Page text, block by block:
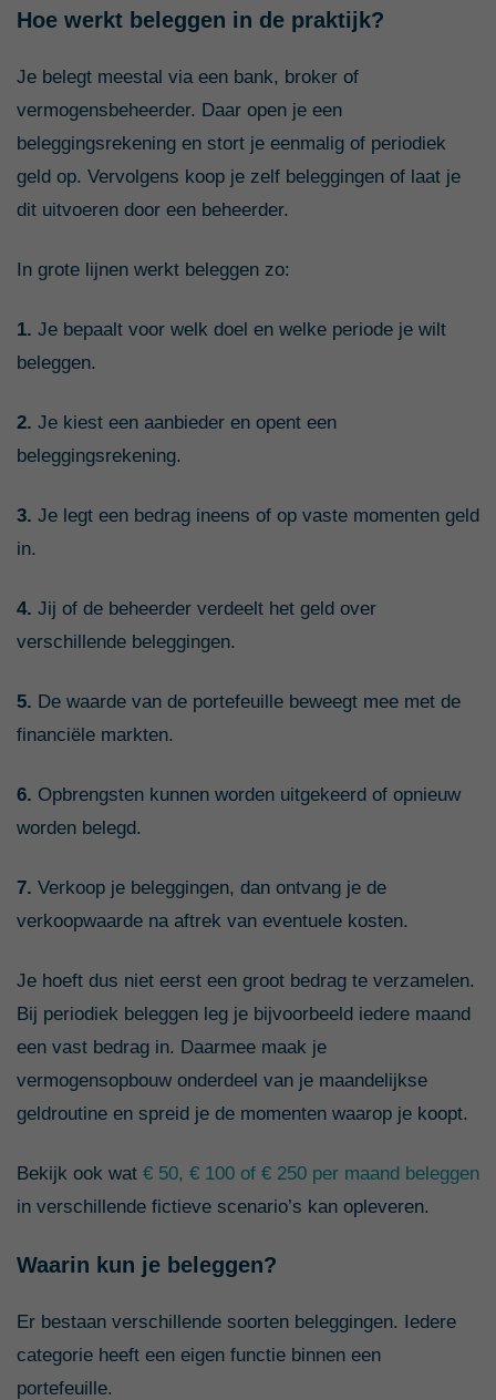
Hoe werkt beleggen in de praktijk?
Je belegt meestal via een bank, broker of
vermogensbeheerder. Daar open je een
beleggingsrekening en stort je eenmalig of periodiek
geld op. Vervolgens koop je zelf beleggingen of laat je
dit uitvoeren door een beheerder.
In grote lijnen werkt beleggen zo:
1. Je bepaalt voor welk doel en welke periode je wilt
beleggen.
2. Je kiest een aanbieder en opent een
beleggingsrekening.
3. Je legt een bedrag ineens of op vaste momenten geld
in.
4. Jij of de beheerder verdeelt het geld over
verschillende beleggingen.
5. De waarde van de portefeuille beweegt mee met de
financiële markten.
6. Opbrengsten kunnen worden uitgekeerd of opnieuw
worden belegd.
7. Verkoop je beleggingen, dan ontvang je de
verkoopwaarde na aftrek van eventuele kosten.
Je hoeft dus niet eerst een groot bedrag te verzamelen.
Bij periodiek beleggen leg je bijvoorbeeld iedere maand
een vast bedrag in. Daarmee maak je
vermogensopbouw onderdeel van je maandelijkse
geldroutine en spreid je de momenten waarop je koopt.
Bekijk ook wat € 50, € 100 of € 250 per maand beleggen
in verschillende fictieve scenario’s kan opleveren.
Waarin kun je beleggen?
Er bestaan verschillende soorten beleggingen. Iedere
categorie heeft een eigen functie binnen een
portefeuille.